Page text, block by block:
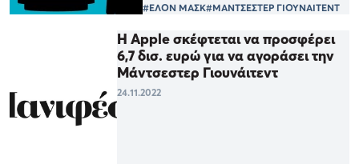
#ΕΛΟΝ ΜΑΣΚ#ΜΑΝΤΣΕΣΤΕΡ ΓΙΟΥΝΑΙΤΕΝΤ
H Apple σκέφτεται να προσφέρει
6,7 δισ. ευρώ για να αγοράσει την
Μάντσεστερ Γιουνάιτεντ
24.11.2022